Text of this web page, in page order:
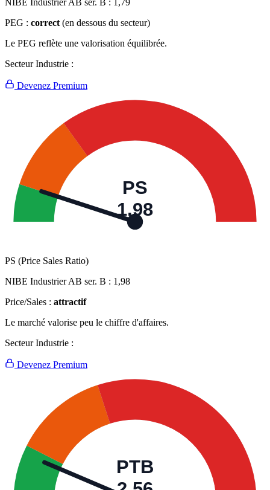
NIBE Industrier AB ser. B : 1,79
PEG : correct (en dessous du secteur)
Le PEG reflète une valorisation équilibrée.
Secteur Industrie :
Devenez Premium
PS
1,98
PS (Price Sales Ratio)
NIBE Industrier AB ser. B : 1,98
Price/Sales : attractif
Le marché valorise peu le chiffre d'affaires.
Secteur Industrie :
Devenez Premium
PTB